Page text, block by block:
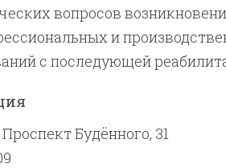
вопросов
и
с последующей
Будённого, 31